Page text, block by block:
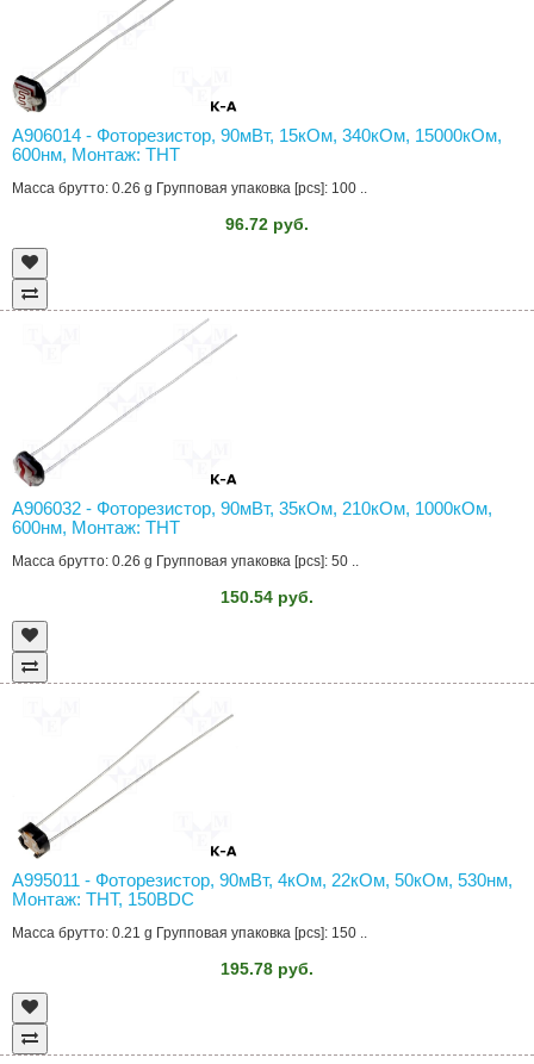
A906014 - Фоторезистор, 90мВт, 15кОм, 340кОм, 15000кОм,
600нм, Монтаж: THT
Масса брутто: 0.26 g Групповая упаковка [pcs]: 100 ..
96.72 руб.
A906032 - Фоторезистор, 90мВт, 35кОм, 210кОм, 1000кОм,
600нм, Монтаж: THT
Масса брутто: 0.26 g Групповая упаковка [pcs]: 50 ..
150.54 руб.
A995011 - Фоторезистор, 90мВт, 4кОм, 22кОм, 50кОм, 530нм,
Монтаж: THT, 150ВDC
Масса брутто: 0.21 g Групповая упаковка [pcs]: 150 ..
195.78 руб.